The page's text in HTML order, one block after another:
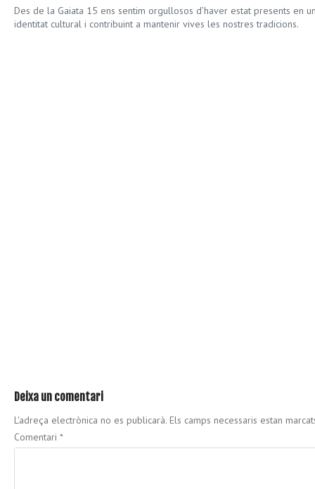
Des de la Gaiata 15 ens sentim orgullosos d’haver estat presents en
identitat cultural i contribuint a mantenir vives les nostres tradicions.
Deixa un comentari
L'adreça electrònica no es publicarà. Els camps necessaris estan
Comentari *